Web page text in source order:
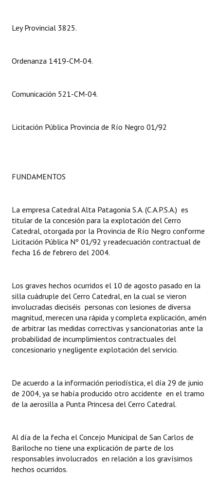
Resoluciones de Presidencia
Registros y Distinciones
Premio al Mérito - Registro
Audiencias Públicas - Registro
Ciudadano Ilustre - Registro
Banca del Vecino - Registro
Huéspedes de Honor - Registro
Reconocimientos - Registro
Bariloche, Municipio intercultural
REFORMA DE LA CARTA ORGÁNICA
Ley Provincial 3825.
Ordenanza 1419-CM-04.
Comunicación 521-CM-04.
Licitación Pública Provincia de Río Negro 01/92
FUNDAMENTOS
La empresa Catedral Alta Patagonia S.A. (C.A.P.S.A.) es
titular de la concesión para la explotación del Cerro
Catedral, otorgada por la Provincia de Río Negro conforme
Licitación Pública Nº 01/92 y readecuación contractual de
fecha 16 de febrero del 2004.
Los graves hechos ocurridos el 10 de agosto pasado en la
silla cuádruple del Cerro Catedral, en la cual se vieron
involucradas dieciséis personas con lesiones de diversa
magnitud, merecen una rápida y completa explicación, amén
de arbitrar las medidas correctivas y sancionatorias ante la
probabilidad de incumplimientos contractuales del
concesionario y negligente explotación del servicio.
De acuerdo a la información periodística, el día 29 de junio
de 2004, ya se había producido otro accidente en el tramo
de la aerosilla a Punta Princesa del Cerro Catedral.
Al día de la fecha el Concejo Municipal de San Carlos de
Bariloche no tiene una explicación de parte de los
responsables involucrados en relación a los gravísimos
hechos ocurridos.